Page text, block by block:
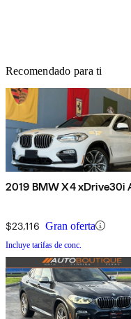
Recomendado para ti
2019 BMW X4 xDrive30i
$23,116 Gran oferta
Incluye tarifas de conc.